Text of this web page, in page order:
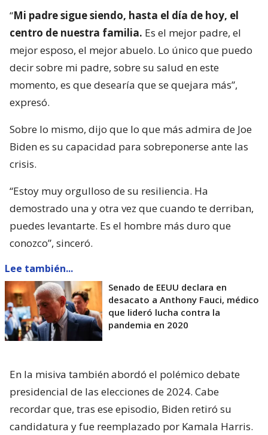
“Mi padre sigue siendo, hasta el día de hoy, el
centro de nuestra familia. Es el mejor padre, el
mejor esposo, el mejor abuelo. Lo único que puedo
decir sobre mi padre, sobre su salud en este
momento, es que desearía que se quejara más”,
expresó.
Sobre lo mismo, dijo que lo que más admira de Joe
Biden es su capacidad para sobreponerse ante las
crisis.
“Estoy muy orgulloso de su resiliencia. Ha
demostrado una y otra vez que cuando te derriban,
puedes levantarte. Es el hombre más duro que
conozco”, sinceró.
Lee también...
Senado de EEUU declara en
desacato a Anthony Fauci, médico
que lideró lucha contra la
pandemia en 2020
En la misiva también abordó el polémico debate
presidencial de las elecciones de 2024. Cabe
recordar que, tras ese episodio, Biden retiró su
candidatura y fue reemplazado por Kamala Harris.